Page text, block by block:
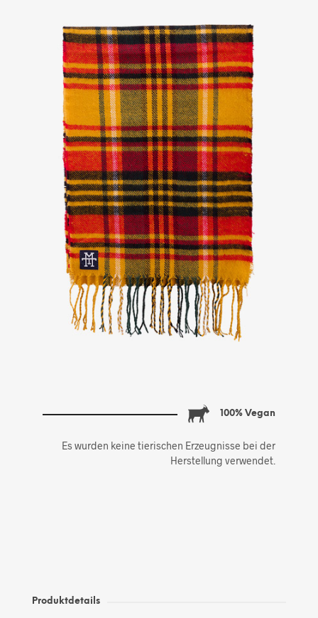
100% Vegan
Es wurden keine tierischen Erzeugnisse bei der
Herstellung verwendet.
Produktdetails